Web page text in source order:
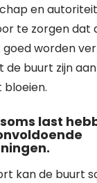
en
te zorgen dat
worden
de buurt zijn
last
kan de buurt